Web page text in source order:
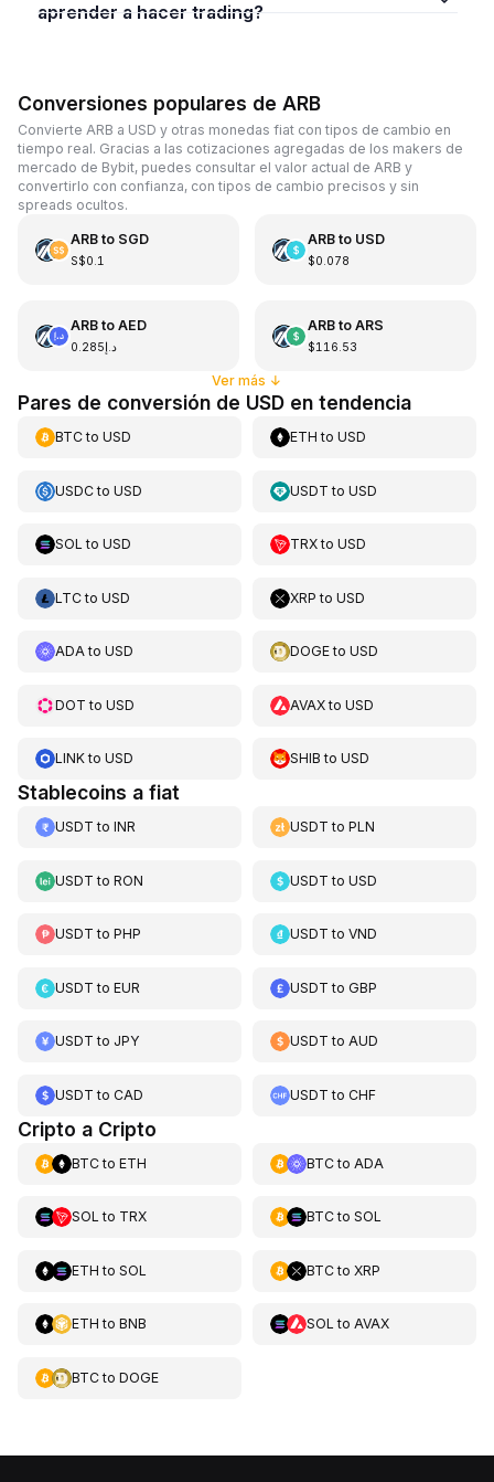
aprender a hacer trading?
Conversiones populares de ARB
Convierte ARB a USD y otras monedas fiat con tipos de cambio en
tiempo real. Gracias a las cotizaciones agregadas de los makers de
mercado de Bybit, puedes consultar el valor actual de ARB y
convertirlo con confianza, con tipos de cambio precisos y sin
spreads ocultos.
ARBto SGD
S$0.1
ARBto USD
$0.078
ARBto AED
د.إ0.285
ARBto ARS
$116.53
Ver más ↓
Pares de conversión de USD en tendencia
BTCto USD ETH toUSD
USDCto USD USDT toUSD
SOL to USD TRXtoUSD
LTCto USD XRP toUSD
ADAto USD DOGEtoUSD
DOT to USD AVAXtoUSD
LINKto USD SHIB toUSD
Stablecoins a fiat
USDT to INR USDT toPLN
USDT to RON USDT toUSD
USDT to PHP USDT toVND
USDT to EUR USDT toGBP
USDT to JPY USDT toAUD
USDT to CAD USDT toCHF
Cripto a Cripto
BTCto ETH BTCto ADA
SOL to TRX BTCto SOL
ETH to SOL BTCto XRP
ETH to BNB SOL to AVAX
BTCto DOGE